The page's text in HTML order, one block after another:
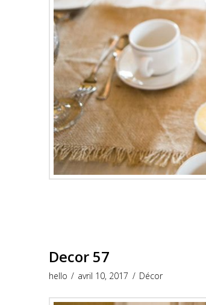
Decor 57
hello avril 10, 2017 Décor